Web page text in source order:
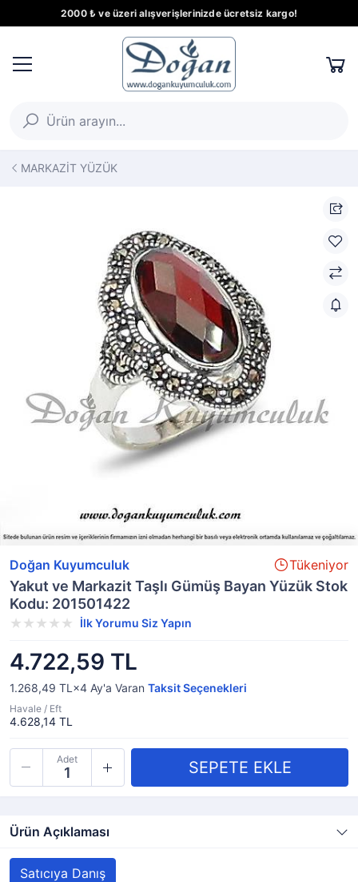
2000 ₺ ve üzeri alışverişlerinizde ücretsiz kargo!
MARKAZİT YÜZÜK
Doğan Kuyumculuk Tükeniyor
Yakut ve Markazit Taşlı Gümüş Bayan Yüzük Stok
Kodu: 201501422
İlk Yorumu Siz Yapın
4.722,59 TL
1.268,49 TL×4 Ay'a Varan Taksit Seçenekleri
Havale / Eft
4.628,14 TL
Adet
Ürün Açıklaması
Satıcıya Danış